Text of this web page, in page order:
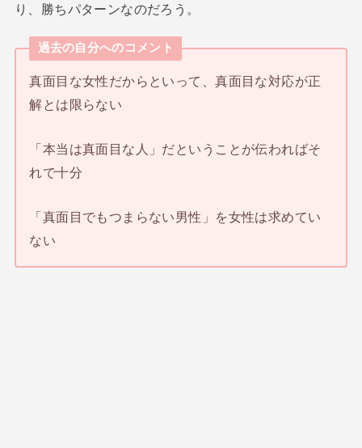
り、勝ちパターンなのだろう。
過去の自分へのコメント
真面目な女性だからといって、真面目な対応が正
解とは限らない
「本当は真面目な人」だということが伝わればそ
れで十分
「真面目でもつまらない男性」を女性は求めてい
ない